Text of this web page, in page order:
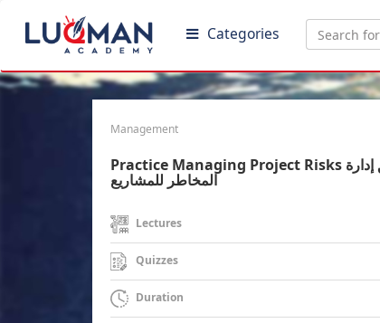
Categories
Management
Practice Managing Project Risks تطبيق إدارة
المخاطر للمشاريع
Lectures
Quizzes
Duration